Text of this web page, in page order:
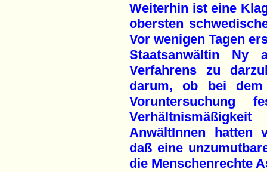
Weiterhin ist eine
obersten
Vor wenigen Tagen
Staatsanwältin Ny
Verfahrens zu
darum, ob bei
Voruntersuchung
AnwältInnen hatten
daß eine
die Menschenrechte